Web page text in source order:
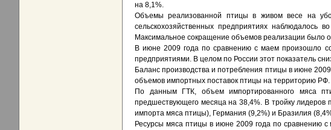
на 8,1%.
Объемы реализованной птицы в живом весе на
сельскохозяйственных предприятиях
Максимальное сокращение объемов реализации было
В июне 2009 года по сравнению с маем произошло
предприятиями. В целом по России этот показатель
Баланс производства и потребления птицы в июне
объемов импортных поставок птицы на территорию РФ.
По данным ГТК, объем импортированного мяса
предшествующего месяца на 38,4%. В тройку
импорта мяса птицы), Германия (9,2%) и Бразилия
Ресурсы мяса птицы в июне 2009 года по сравнению